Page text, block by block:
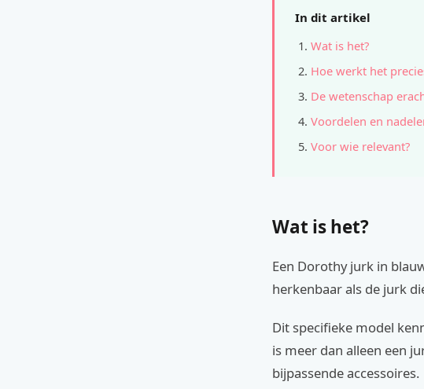
In dit artikel
Wat is het?
Hoe werkt het
De wetenschap
Voordelen en
Voor wie relevant?
Wat is het?
Een Dorothy jurk in
herkenbaar als de jurk
Dit specifieke model
is meer dan alleen een
bijpassende accessoires.